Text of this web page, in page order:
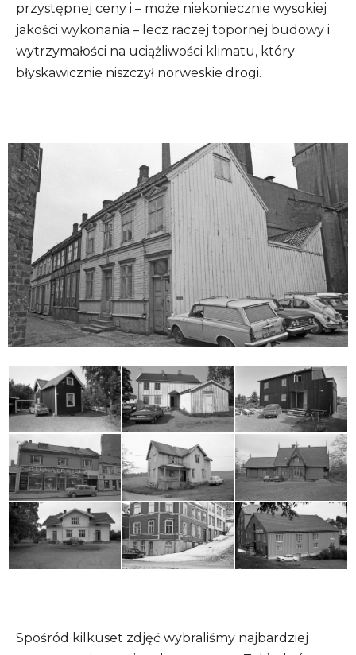
przystępnej ceny i – może niekoniecznie wysokiej
jakości wykonania – lecz raczej topornej budowy i
wytrzymałości na uciążliwości klimatu, który
błyskawicznie niszczył norweskie drogi.
Spośród kilkuset zdjęć wybraliśmy najbardziej